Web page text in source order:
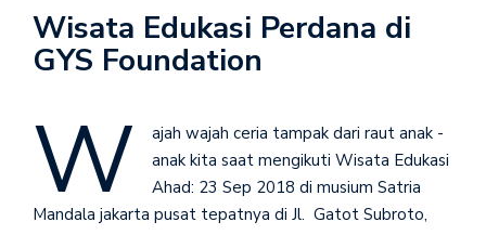
Wisata Edukasi Perdana di
GYS Foundation
W
ajah wajah ceria tampak dari raut anak -
anak kita saat mengikuti Wisata Edukasi
Ahad: 23 Sep 2018 di musium Satria
Mandala jakarta pusat tepatnya di Jl. Gatot Subroto,